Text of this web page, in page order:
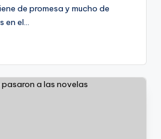
de promesa y mucho de
el…